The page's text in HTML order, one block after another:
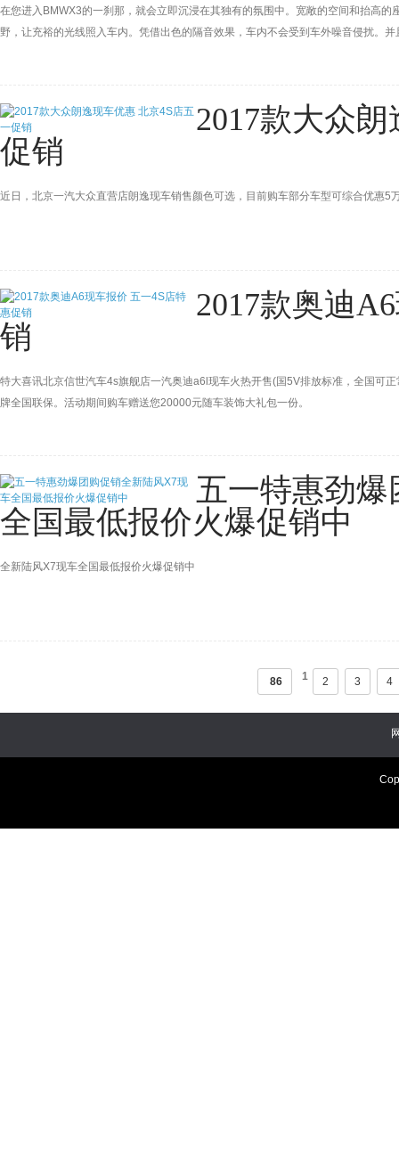
在您进入BMWX3的一刹那，就会立即沉浸在其独有的氛围中。宽敞的空间和抬高
野，让充裕的光线照入车内。凭借出色的隔音效果，车内不会受到车外噪音侵扰。
2017款大众
促销
近日，北京一汽大众直营店朗逸现车销售颜色可选，目前购车部分车型可综合优惠
2017款奥迪
销
特大喜讯北京信世汽车4s旗舰店一汽奥迪a6l现车火热开售(国5V排放标准，全国可
牌全国联保。活动期间购车赠送您20000元随车装饰大礼包一份。
五一特惠劲
全国最低报价火爆促销中
全新陆风X7现车全国最低报价火爆促销中
86 1 2 3 4